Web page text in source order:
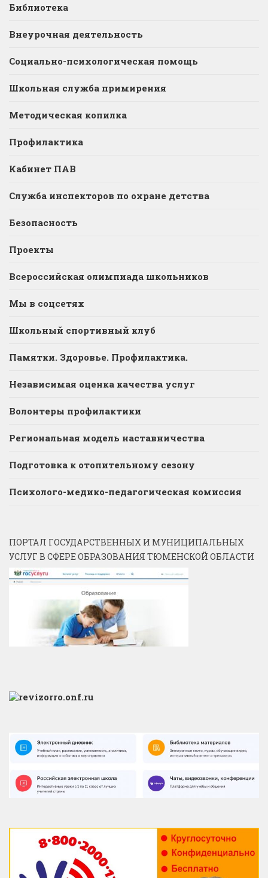
Библиотека
Внеурочная деятельность
Социально-психологическая помощь
Школьная служба примирения
Методическая копилка
Профилактика
Кабинет ПАВ
Служба инспекторов по охране детства
Безопасность
Проекты
Всероссийская олимпиада школьников
Мы в соцсетях
Школьный спортивный клуб
Памятки. Здоровье. Профилактика.
Независимая оценка качества услуг
Волонтеры профилактики
Региональная модель наставничества
Подготовка к отопительному сезону
Психолого-медико-педагогическая комиссия
ПОРТАЛ ГОСУДАРСТВЕННЫХ И МУНИЦИПАЛЬНЫХ
УСЛУГ В СФЕРЕ ОБРАЗОВАНИЯ ТЮМЕНСКОЙ ОБЛАСТИ